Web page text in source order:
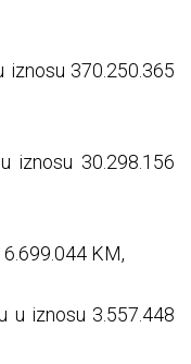
iznosu 370.250.365
iznosu 30.298.156
KM,
u iznosu 3.557.448